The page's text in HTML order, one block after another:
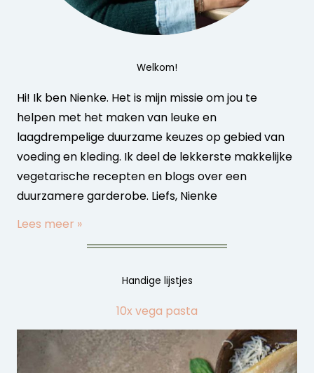
Welkom!
Hi! Ik ben Nienke. Het is mijn missie om jou te
helpen met het maken van leuke en
laagdrempelige duurzame keuzes op gebied van
voeding en kleding. Ik deel de lekkerste makkelijke
vegetarische recepten en blogs over een
duurzamere garderobe. Liefs, Nienke
Lees meer »
Handige lijstjes
10x vega pasta